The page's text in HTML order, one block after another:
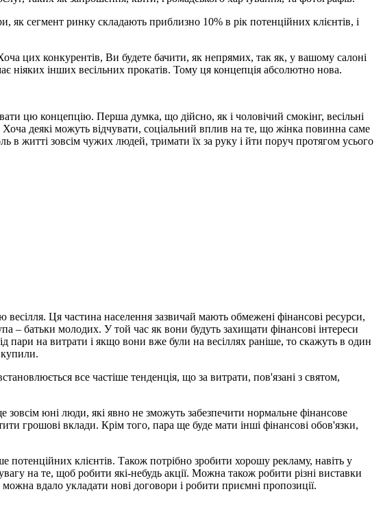
як сегмент ринку складають приблизно 10% в рік потенційних клієнтів, і
цих конкурентів, Ви будете бачити, як непрямих, так як, у вашому салоні
ніяких інших весільних прокатів. Тому ця концепція абсолютно нова.
цю концепцію. Перша думка, що дійсно, як і чоловічий смокінг, весільні
деякі можуть відчувати, соціальний вплив на те, що жінка повинна саме
в житті зовсім чужих людей, тримати їх за руку і йти поруч протягом усього
весілля. Ця частина населення зазвичай мають обмежені фінансові ресурси,
– батьки молодих. У той час як вони будуть захищати фінансові інтереси
на витрати і якщо вони вже були на весіллях раніше, то скажуть в один
все частіше тенденція, що за витрати, пов'язані з святом,
юні люди, які явно не зможуть забезпечити нормальне фінансове
грошові вклади. Крім того, пара ще буде мати інші фінансові обов'язки,
потенційних клієнтів. Також потрібно зробити хорошу рекламу, навіть у
на те, щоб робити які-небудь акції. Можна також робити різні виставки
вдало укладати нові договори і робити приємні пропозиції.